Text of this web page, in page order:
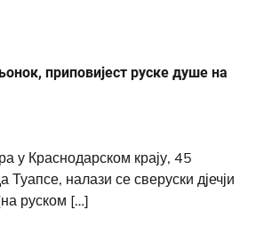
приповијест руске душе на
у Краснодарском крају, 45
Туапсе, налази се сверуски дјечји
руском […]